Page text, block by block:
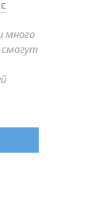
много
смогут